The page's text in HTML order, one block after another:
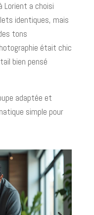
Lorient a choisi
identiques, mais
tons
était chic
bien pensé
adaptée et
simple pour